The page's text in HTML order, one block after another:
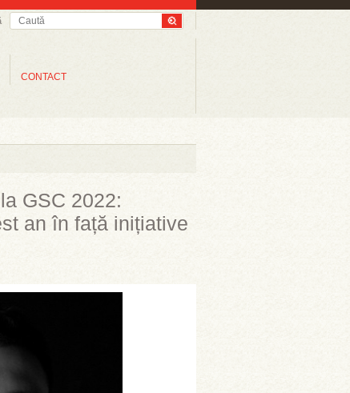
CONTACT
GSC 2022:
an în față inițiative